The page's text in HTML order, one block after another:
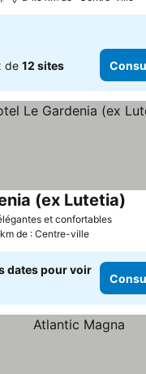
de 12 sites
et confortables
(ex Lutetia)
de : Centre-ville
dates pour voir